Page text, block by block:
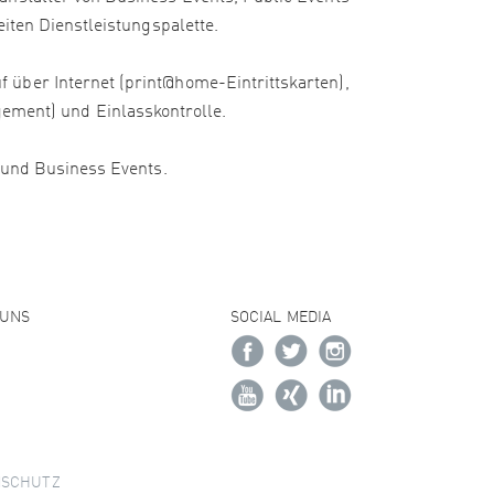
Dienstleistungspalette.
über Internet (print@home-Eintrittskarten),
und Einlasskontrolle.
Business Events.
SOCIAL MEDIA